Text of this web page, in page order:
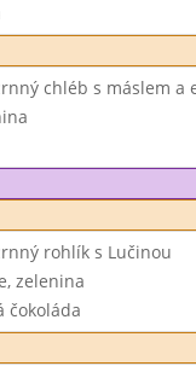
chléb s máslem a
rohlík s Lučinou
zelenina
čokoláda